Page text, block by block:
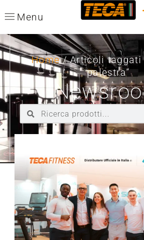
Menu
Home/ Articoli taggati
palestra”